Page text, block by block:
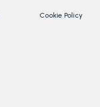
Cookie Policy